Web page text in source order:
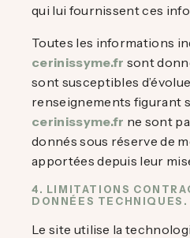
qui lui fournissent ces
Toutes les informations
cerinissyme.fr sont
sont susceptibles
renseignements figurant
cerinissyme.fr ne sont
donnés sous réserve de
apportées depuis leur
4. LIMITATIONS
DONNÉES TECHNIQUES.
Le site utilise la